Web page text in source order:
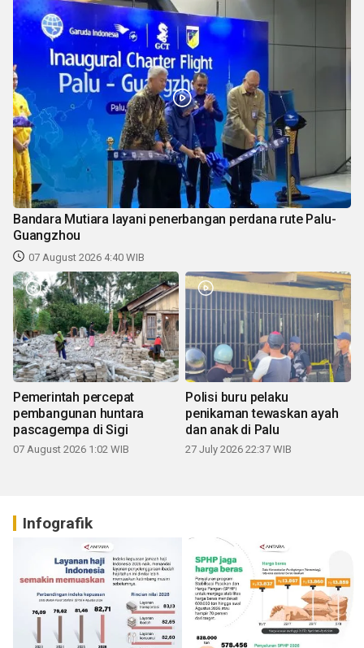
Bandara Mutiara layani penerbangan perdana rute Palu-
Guangzhou
07 August 2026 4:40 WIB
Pemerintah percepat
pembangunan huntara
pascagempa di Sigi
07 August 2026 1:02 WIB
Polisi buru pelaku
penikaman tewaskan ayah
dan anak di Palu
27 July 2026 22:37 WIB
Infografik